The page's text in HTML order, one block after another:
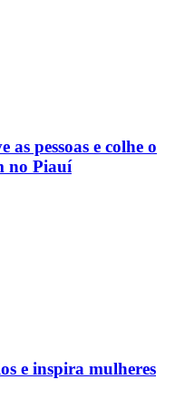
pessoas e colhe o
no Piauí
e inspira mulheres